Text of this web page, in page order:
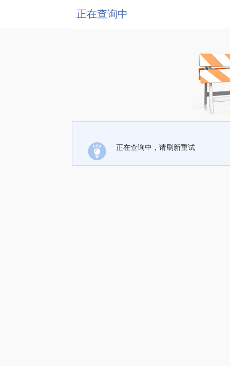
正在查询中
正在查询中，请刷新重试